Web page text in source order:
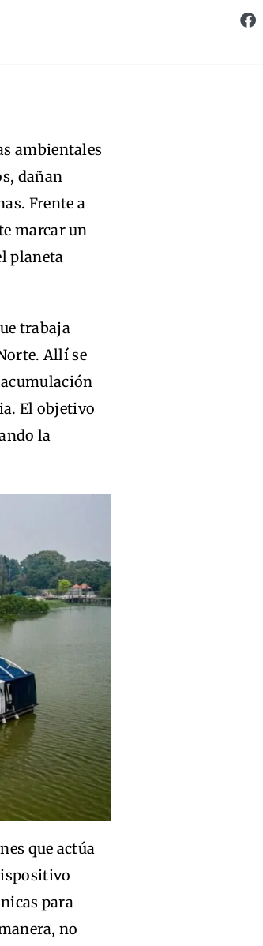
ambientales
dañan
Frente a
marcar un
planeta
trabaja
Allí se
El objetivo
la
que actúa
para
no